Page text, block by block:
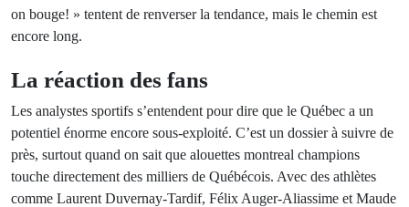
on bouge! » tentent de renverser la tendance, mais le chemin est
encore long.
La réaction des fans
Les analystes sportifs s’entendent pour dire que le Québec a un
potentiel énorme encore sous-exploité. C’est un dossier à suivre de
près, surtout quand on sait que alouettes montreal champions
touche directement des milliers de Québécois. Avec des athlètes
comme Laurent Duvernay-Tardif, Félix Auger-Aliassime et Maude